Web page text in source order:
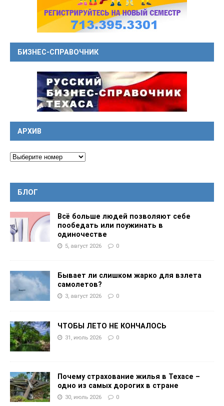
БИЗНЕС-СПРАВОЧНИК
АРХИВ
БЛОГ
Всё больше людей позволяют себе
пообедать или поужинать в
одиночестве
5, август 2026 0
Бывает ли слишком жарко для взлета
самолетов?
3, август 2026 0
ЧТОБЫ ЛЕТО НЕ КОНЧАЛОСЬ
31, июль 2026 0
Почему страхование жилья в Техасе –
одно из самых дорогих в стране
30, июль 2026 0